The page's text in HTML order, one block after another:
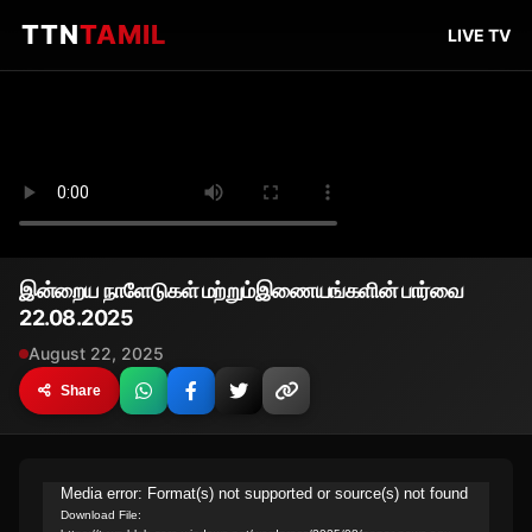
TTNTAMIL LIVE TV
இன்றைய நாளேடுகள் மற்றும்இணையங்களின் பார்வை
22.08.2025
August 22, 2025
Share
Video
Player
Media error: Format(s) not supported or source(s) not found
Download File: